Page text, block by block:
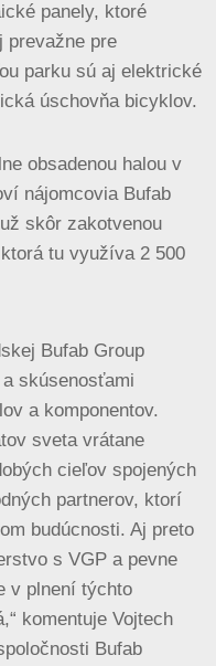
panely, ktoré
prevažne pre
parku sú aj elektrické
úschovňa bicyklov.
obsadenou halou v
nájomcovia Bufab
skôr zakotvenou
tu využíva 2 500
Bufab Group
skúsenosťami
a komponentov.
sveta vrátane
cieľov spojených
partnerov, ktorí
budúcnosti. Aj preto
s VGP a pevne
v plnení týchto
komentuje Vojtech
Bufab